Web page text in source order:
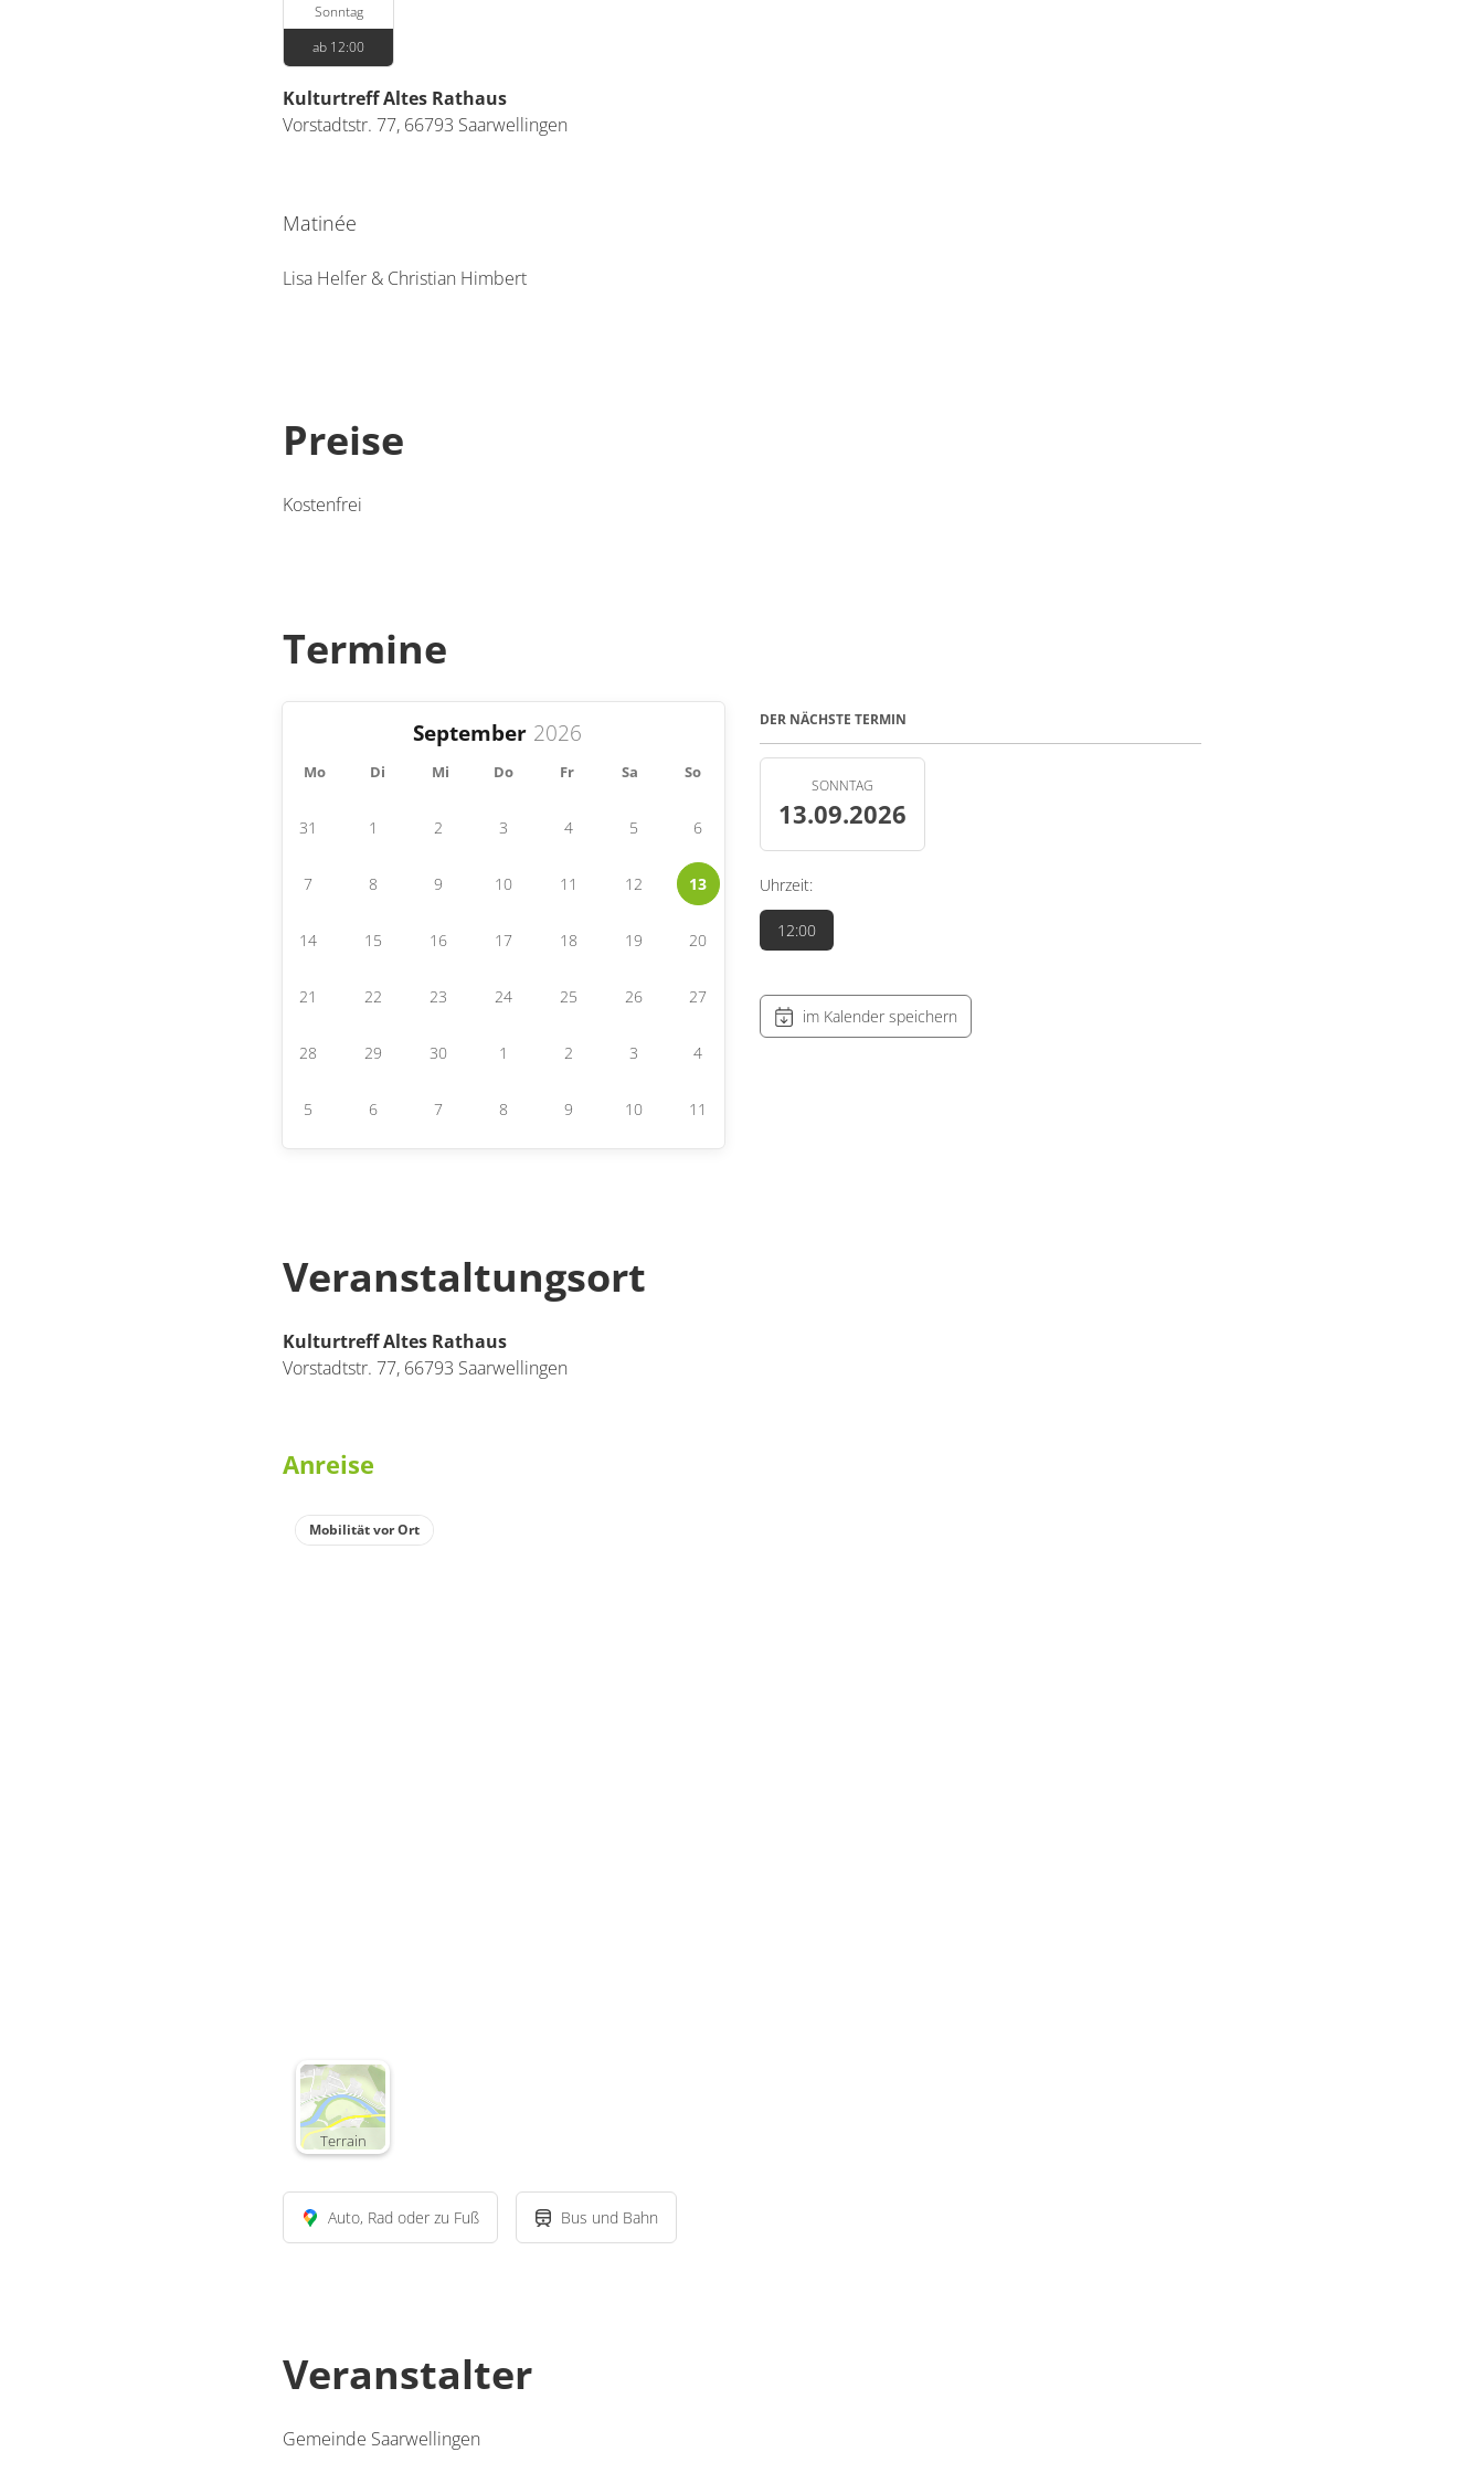
Sonntag
ab 12:00
Kulturtreff Altes Rathaus
Vorstadtstr. 77, 66793 Saarwellingen
Matinée
Lisa Helfer & Christian Himbert
Preise
Kostenfrei
Termine
September
Mo Di Mi Do Fr Sa So
31 1 2 3 4 5 6
7 8 9 10 11 12 13
14 15 16 17 18 19 20
21 22 23 24 25 26 27
28 29 30 1 2 3 4
5 6 7 8 9 10 11
DER NÄCHSTE TERMIN
SONNTAG
13.09.2026
Uhrzeit:
12:00
im Kalender speichern
Veranstaltungsort
Kulturtreff Altes Rathaus
Vorstadtstr. 77, 66793 Saarwellingen
Anreise
Terrain
Mobilität vor Ort
Auto, Rad oder zu Fuß Bus und Bahn
Veranstalter
Gemeinde Saarwellingen